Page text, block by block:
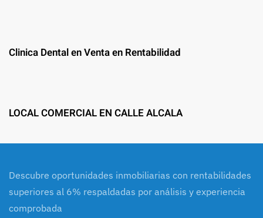
Clinica Dental en Venta en Rentabilidad
LOCAL COMERCIAL EN CALLE ALCALA
Descubre oportunidades inmobiliarias con rentabilidades
superiores al 6% respaldadas por análisis y experiencia
comprobada